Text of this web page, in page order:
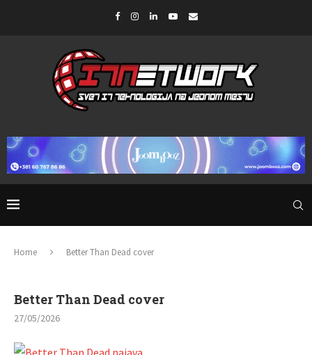
Home Better Than Dead cover
Better Than Dead cover
27/05/2026